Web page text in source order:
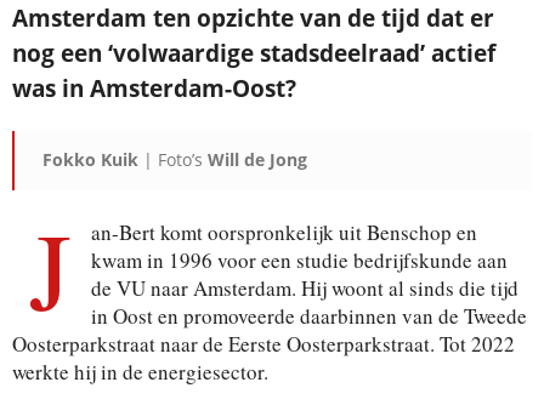
Amsterdam ten opzichte van de tijd dat er
nog een ‘volwaardige stadsdeelraad’ actief
was in Amsterdam-Oost?
Fokko Kuik | Foto’s Will de Jong
J
an-Bert komt oorspronkelijk uit Benschop en
kwam in 1996 voor een studie bedrijfskunde aan
de VU naar Amsterdam. Hij woont al sinds die tijd
in Oost en promoveerde daarbinnen van de Tweede
Oosterparkstraat naar de Eerste Oosterparkstraat. Tot 2022
werkte hij in de energiesector.